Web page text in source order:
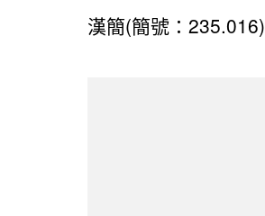
漢簡(簡號：235.016)